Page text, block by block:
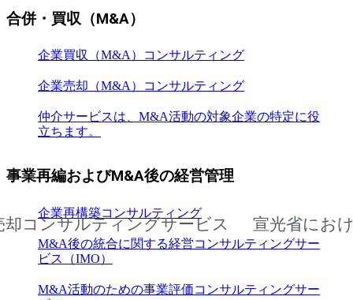
合併・買収（M&A）
企業買収（M&A）コンサルティング
企業売却（M&A）コンサルティング
仲介サービスは、M&A活動の対象企業の特定に役
立ちます。
事業再編およびM&A後の経営管理
企業再構築コンサルティング
M&A後の統合に関する経営コンサルティングサー
ビス（IMO）
M&A活動のための事業評価コンサルティングサー
サルティングサービス 宣光省における企